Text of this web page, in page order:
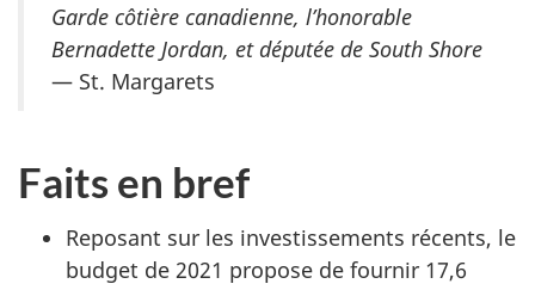
Garde côtière canadienne, l’honorable
Bernadette Jordan, et députée de South Shore
— St. Margarets
Faits en bref
Reposant sur les investissements récents, le
budget de 2021 propose de fournir 17,6